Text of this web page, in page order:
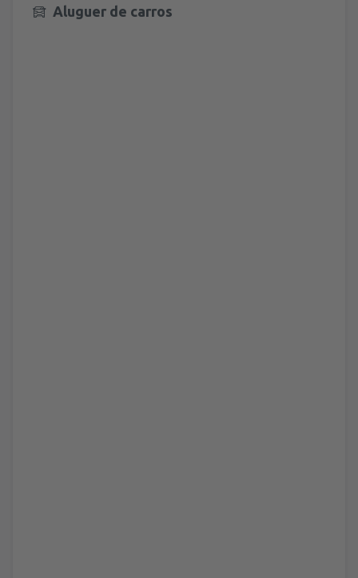
Aluguer de carros